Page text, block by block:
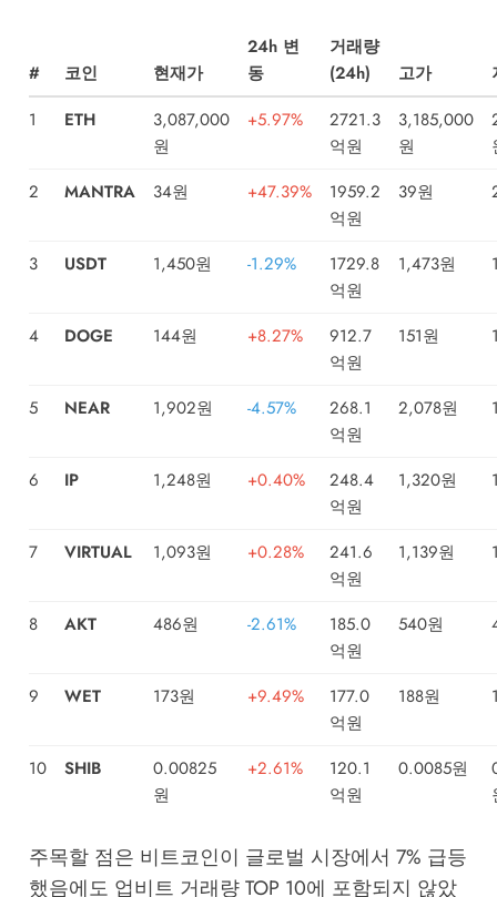
# 코인 현재가
24h 변
동
거래량
(24h)
고가
1
ETH
3,087,000
원
+5.97%
2721.3
억원
3,185,000
원
2
MANTRA 34원 +47.39%
1959.2
억원
39원
3 USDT 1,450원 -1.29%
1729.8
억원
1,473원
4 DOGE 144원 +8.27%
912.7
억원
151원
5 NEAR 1,902원 -4.57%
268.1
억원
2,078원
6 IP 1,248원 +0.40%
248.4
억원
1,320원
7 VIRTUAL 1,093원 +0.28%
241.6
억원
1,139원
8 AKT 486원 -2.61%
185.0
억원
540원
9 WET 173원 +9.49%
177.0
억원
188원
10 SHIB
0.00825
원
+2.61%
120.1
억원
0.0085원
주목할 점은 비트코인이 글로벌 시장에서 7% 급등
했음에도 업비트 거래량 TOP 10에 포함되지 않았